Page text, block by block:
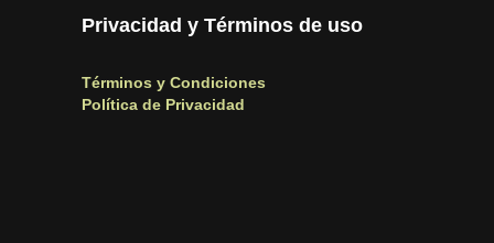
Privacidad y Términos de uso
Términos y Condiciones
Política de Privacidad